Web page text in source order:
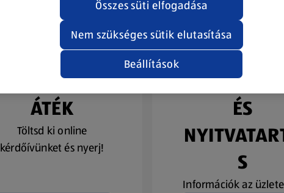
NYEREMÉNYJ
ÁTÉK
Töltsd ki online
kérdőívünket és nyerj!
ÉS
S
Információk az
Beállítások
Nem szükséges sütik elutasítása
Összes süti elfogadása